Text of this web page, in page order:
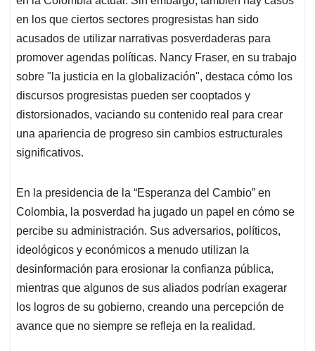
en los que ciertos sectores progresistas han sido
acusados de utilizar narrativas posverdaderas para
promover agendas políticas. Nancy Fraser, en su trabajo
sobre "la justicia en la globalización", destaca cómo los
discursos progresistas pueden ser cooptados y
distorsionados, vaciando su contenido real para crear
una apariencia de progreso sin cambios estructurales
significativos.
En la presidencia de la “Esperanza del Cambio” en
Colombia, la posverdad ha jugado un papel en cómo se
percibe su administración. Sus adversarios, políticos,
ideológicos y económicos a menudo utilizan la
desinformación para erosionar la confianza pública,
mientras que algunos de sus aliados podrían exagerar
los logros de su gobierno, creando una percepción de
avance que no siempre se refleja en la realidad.